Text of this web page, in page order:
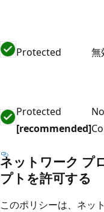
Protected 無
Protected
[recommended]
ネットワーク プ
プトを許可する
このポリシーは、ネッ